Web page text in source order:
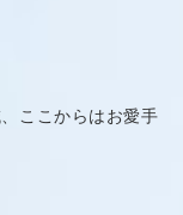
ここからはお愛手